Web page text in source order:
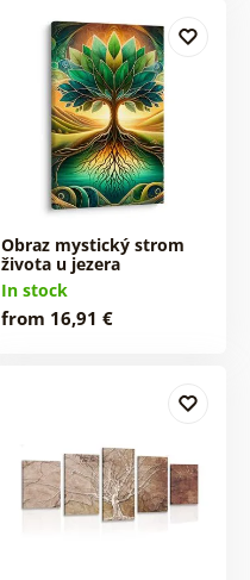
Obraz mystický strom
života u jezera
In stock
from 16,91 €